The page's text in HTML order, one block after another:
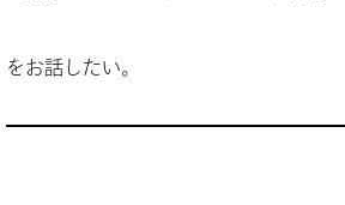
をお話したい。